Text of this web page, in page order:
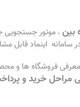
بین ، موتور جستجویی
سامانه اینماد قابل
فروشگاه ها و
مراحل خرید و